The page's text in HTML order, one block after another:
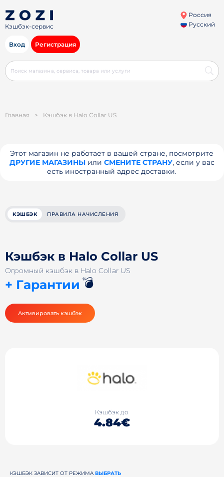
Кэшбэк-сервис
Россия
Русский
Вход Регистрация
Главная > Кэшбэк в Halo Collar US
Этот магазин не работает в вашей стране, посмотрите
ДРУГИЕ МАГАЗИНЫили СМЕНИТЕ СТРАНУ, если у вас
есть иностранный адрес доставки.
КЭШБЭК ПРАВИЛА НАЧИСЛЕНИЯ
Кэшбэк в Halo Collar US
Огромный кэшбэк в Halo Collar US
+ Гарантии 💣
Активировать кэшбэк
Кэшбэк до
4.84€
КЭШБЭК ЗАВИСИТ ОТ РЕЖИМА ВЫБРАТЬ